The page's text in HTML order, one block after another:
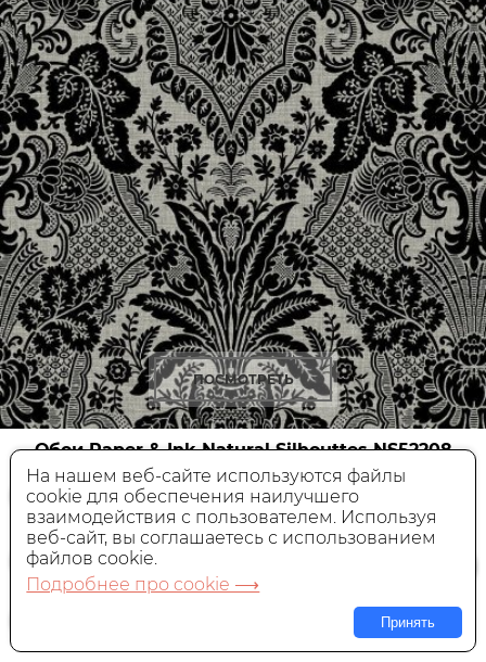
ПОСМОТРЕТЬ
Обои Paper & Ink Natural SilhouttesNS52208
Натуральные, Америка, 0,68x8,22 м
Цена:
19 230 руб. за шт.
В КОРЗИНУ
На нашем веб-сайте используются файлы
cookie для обеспечения наилучшего
взаимодействия с пользователем. Используя
веб-сайт, вы соглашаетесь с использованием
файлов cookie.
Подробнее про cookie ⟶
Принять